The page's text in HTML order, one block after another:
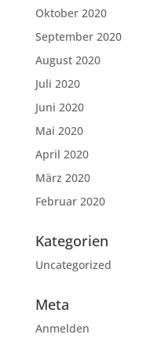
Oktober 2020
September 2020
August 2020
Juli 2020
Juni 2020
Mai 2020
April 2020
März 2020
Februar 2020
Kategorien
Uncategorized
Meta
Anmelden